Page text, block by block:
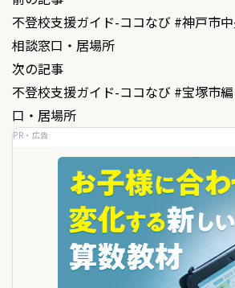
稿
ナ
ビ
ゲ
不登校支援ガイド-ココなび #神戸市
相談窓口・居場所
次の記事
不登校支援ガイド-ココなび #宝塚市
口・居場所
PR・広告